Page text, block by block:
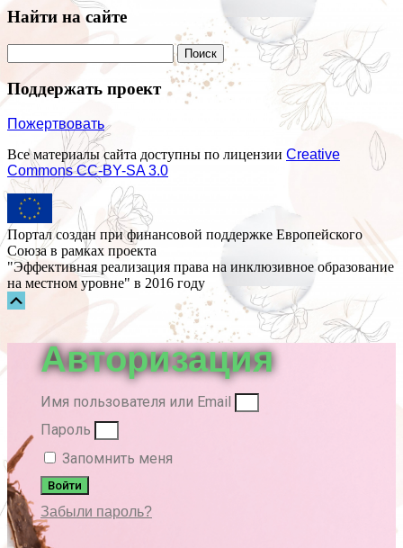
Найти на сайте
Поддержать проект
Пожертвовать
Все материалы сайта доступны по лицензии Creative
Commons СС-BY-SA 3.0
Портал создан при финансовой поддержке Европейского
Союза в рамках проекта
"Эффективная реализация права на инклюзивное образование
на местном уровне" в 2016 году
Авторизация
Имя пользователя или Email
Пароль
Запомнить меня
Войти
Забыли пароль?